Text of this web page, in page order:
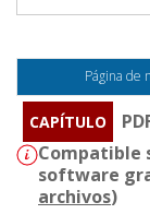
Página de
CAPÍTULO
Compatible
software
archivos)